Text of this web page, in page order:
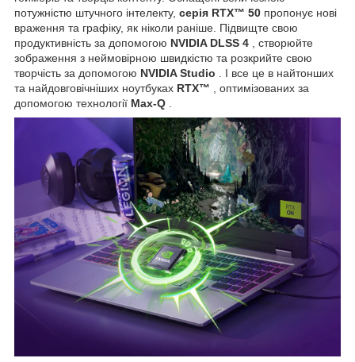
потужністю штучного інтелекту, серія RTX™ 50 пропонує нові
враження та графіку, як ніколи раніше. Підвищте свою
продуктивність за допомогою NVIDIA DLSS 4 , створюйте
зображення з неймовірною швидкістю та розкрийте свою
творчість за допомогою NVIDIA Studio . І все це в найтонших
та найдовговічніших ноутбуках RTX™ , оптимізованих за
допомогою технології Max-Q